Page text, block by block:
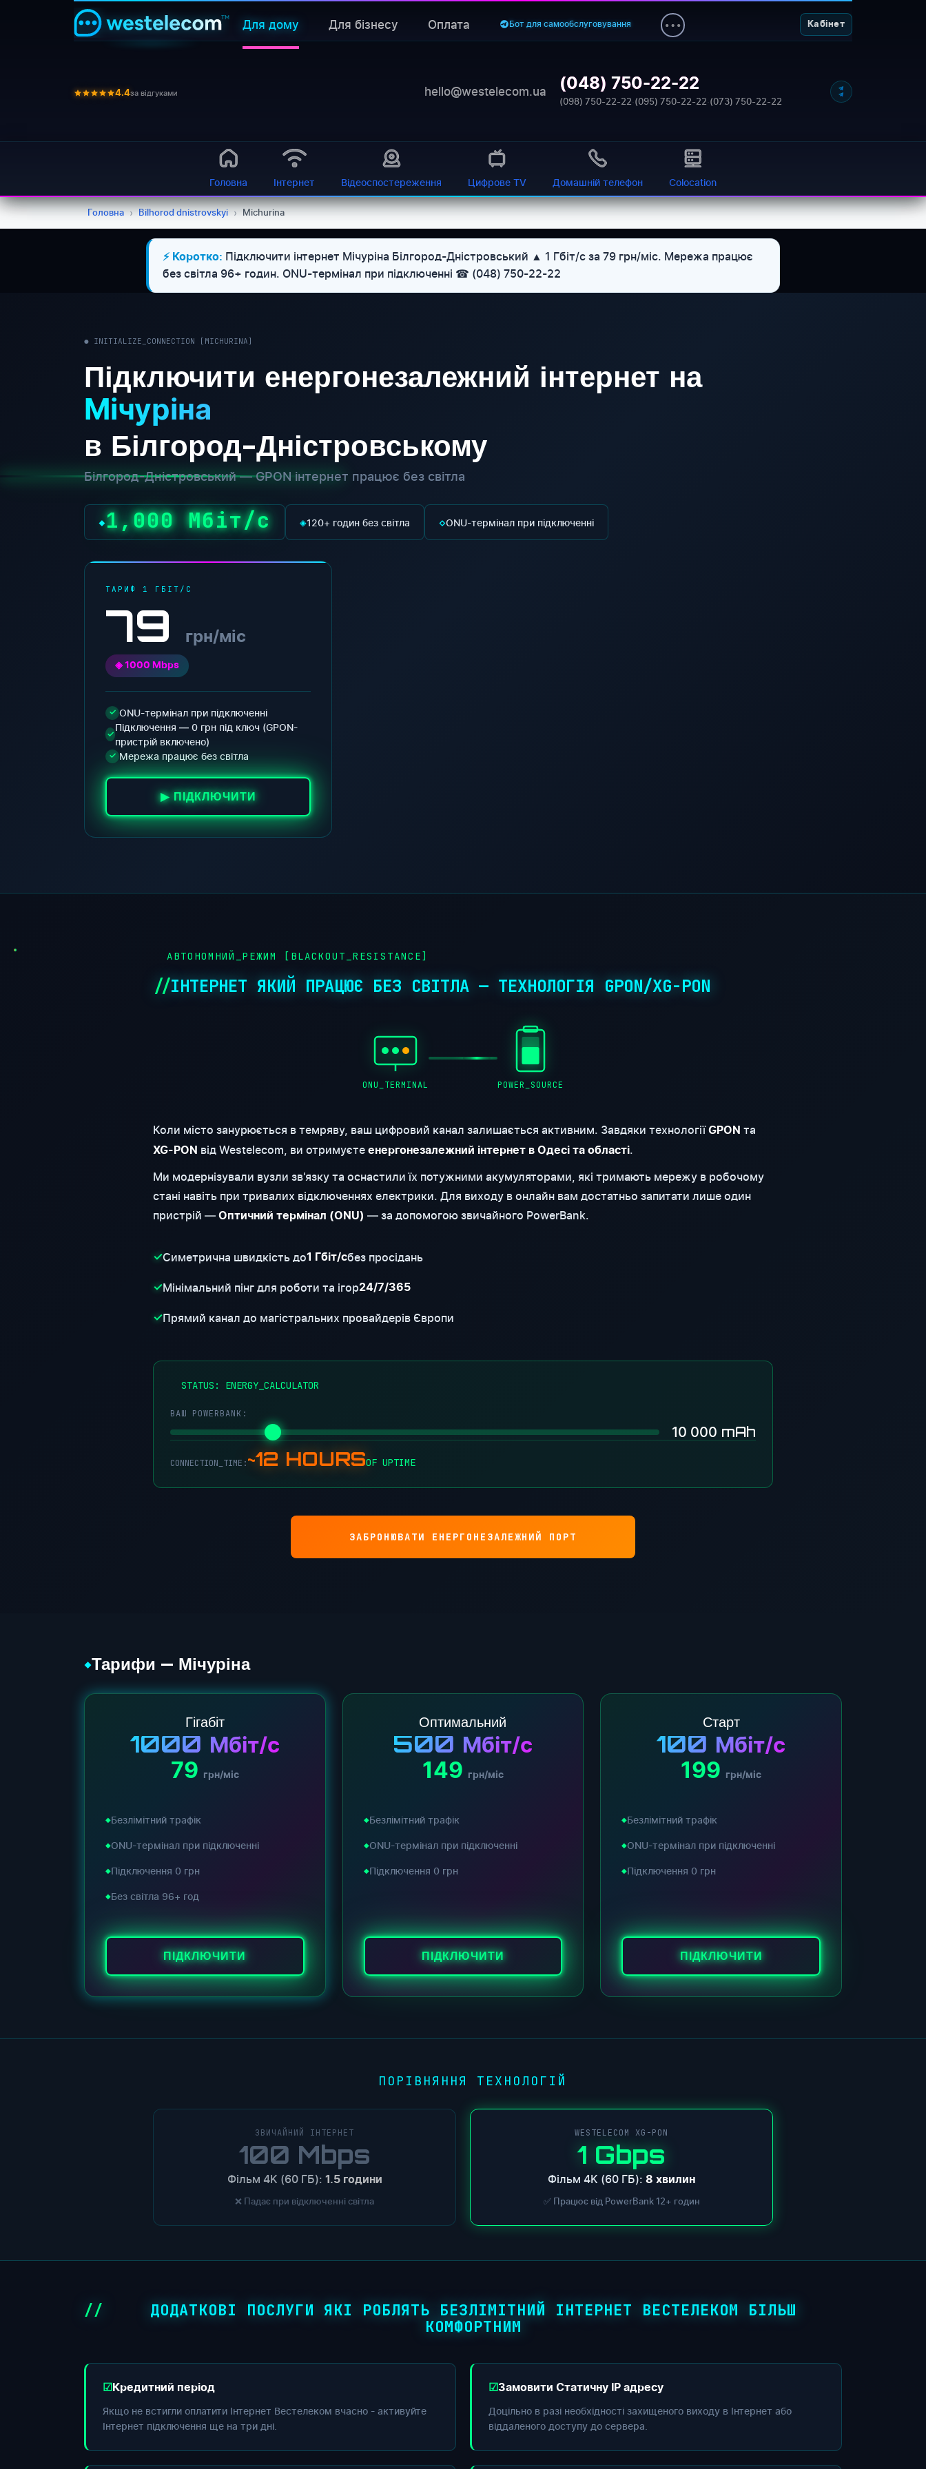
Для дому Для бізнесу Оплата Бот для самообслуговування Кабінет
4.4за відгуками hello@westelecom.ua (048) 750-22-22
(098) 750-22-22·(095) 750-22-22·(073) 750-22-22
Головна Інтернет Відеоспостереження Цифрове TV Домашній телефон Colocation
Головна › Bilhorod dnistrovskyi › Michurina
⚡ Коротко: Підключити інтернет Мічуріна Білгород-Дністровський ▲ 1 Гбіт/с за 79 грн/міс. Мережа працює
без світла 96+ годин. ONU-термінал при підключенні ☎ (048) 750-22-22
NETWORK_STATUS: ONLINE
● INITIALIZE_CONNECTION [MICHURINA]
Підключити енергонезалежний інтернет на
Мічуріна
в Білгород-Дністровському
Білгород-Дністровський — GPON інтернет працює без світла
◆1,000 Мбіт/с ◈120+ годин без світла ◇ONU-термінал при підключенні
ТАРИФ 1 ГБІТ/С
79 грн/міс
◈ 1000 Mbps
✓ ONU-термінал при підключенні
✓
Підключення — 0 грн під ключ (GPON-
пристрій включено)
✓ Мережа працює без світла
▶ ПІДКЛЮЧИТИ
АВТОНОМНИЙ_РЕЖИМ [BLACKOUT_RESISTANCE]
ІНТЕРНЕТ ЯКИЙ ПРАЦЮЄ БЕЗ СВІТЛА — ТЕХНОЛОГІЯ GPON/XG-PON
ONU_TERMINAL POWER_SOURCE
Коли місто занурюється в темряву, ваш цифровий канал залишається активним. Завдяки технологіїGPON та
XG-PON від Westelecom, ви отримуєте енергонезалежний інтернет в Одесі та області.
Ми модернізували вузли зв'язку та оснастили їх потужними акумуляторами, які тримають мережу в робочому
стані навіть при тривалих відключеннях електрики. Для виходу в онлайн вам достатньо запитати лише один
пристрій — Оптичний термінал (ONU) — за допомогою звичайного PowerBank.
✓Симетрична швидкість до1 Гбіт/сбез просідань
✓Мінімальний пінг для роботи та ігор24/7/365
✓Прямий канал до магістральних провайдерів Європи
STATUS: ENERGY_CALCULATOR
ВАШ POWERBANK:
10 000 mAh
CONNECTION_TIME:~12 HOURSOF UPTIME
ЗАБРОНЮВАТИ ЕНЕРГОНЕЗАЛЕЖНИЙ ПОРТ
◆Тарифи — Мічуріна
Гігабіт
1000 Мбіт/с
79 грн/міс
Безлімітний трафік
ONU-термінал при підключенні
Підключення 0 грн
Без світла 96+ год
ПІДКЛЮЧИТИ
Оптимальний
500 Мбіт/с
149 грн/міс
Безлімітний трафік
ONU-термінал при підключенні
Підключення 0 грн
ПІДКЛЮЧИТИ
Старт
100 Мбіт/с
199 грн/міс
Безлімітний трафік
ONU-термінал при підключенні
Підключення 0 грн
ПІДКЛЮЧИТИ
ПОРІВНЯННЯ ТЕХНОЛОГІЙ
ЗВИЧАЙНИЙ ІНТЕРНЕТ
100 Mbps
Фільм 4K (60 ГБ): 1.5 години
❌ Падає при відключенні світла
WESTELECOM XG-PON
1 Gbps
Фільм 4K (60 ГБ): 8 хвилин
✅ Працює від PowerBank 12+ годин
ДОДАТКОВІ ПОСЛУГИ ЯКІ РОБЛЯТЬ БЕЗЛІМІТНИЙ ІНТЕРНЕТ ВЕСТЕЛЕКОМ БІЛЬШ
КОМФОРТНИМ
Кредитний період
Якщо не встигли оплатити Інтернет Вестелеком вчасно - активуйте
Інтернет підключення ще на три дні.
Замовити Статичну IP адресу
Доцільно в разі необхідності захищеного виходу в Інтернет або
віддаленого доступу до сервера.